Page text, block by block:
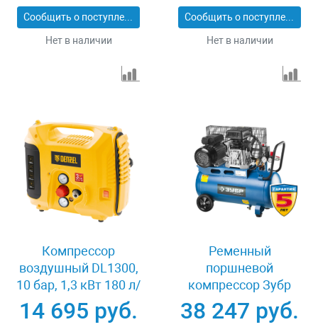
370 л/мин Denzel
58110
Сообщить о поступлении
Нет в наличии
Сообщить о поступлении
Нет в наличии
Компрессор
воздушный DL1300,
10 бар, 1,3 кВт 180 л/
мин 5 л, с набором
аксессуаров Denzel
14 695 руб.
Ременный
поршневой
компрессор Зубр
ЭКСПЕРТ ЗКПМ-360-
50-Р-2.2
38 247 руб.